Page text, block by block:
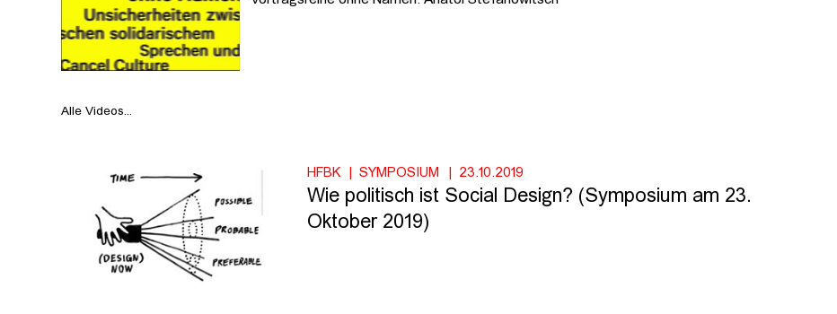
Alle Videos...
HFBK SYMPOSIUM 23.10.2019
Wie politisch ist Social Design? (Symposium am 23.
Oktober 2019)